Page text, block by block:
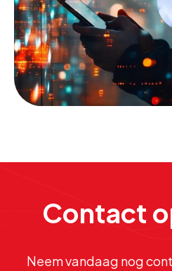
Contact
Neem vandaag nog